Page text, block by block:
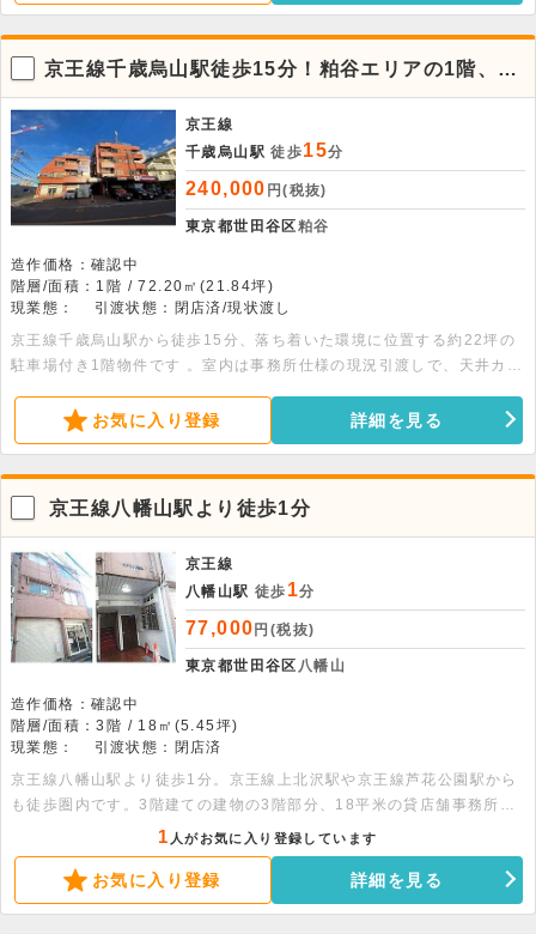
京王線千歳烏山駅徒歩15分！粕谷エリアの1階、約
22坪の店舗物件。飲食不可
京王線
千歳烏山駅 徒歩15分
240,000 円(税抜)
東京都世田谷区粕谷
造作価格：確認中
階層/面積：1階 / 72.20㎡(21.84坪)
現業態：
引渡状態：閉店済/現状渡し
京王線千歳烏山駅から徒歩15分、落ち着いた環境に位置する約22坪の
駐車場付き1階物件です 。室内は事務所仕様の現況引渡しで、天井カセ
につきましてはお問い合わせください。
お気に入り登録 詳細を見る
京王線八幡山駅より徒歩1分
京王線
八幡山駅 徒歩 1分
77,000 円(税抜)
東京都世田谷区 八幡山
造作価格：確認中
階層/面積：3階 / 18㎡(5.45坪)
現業態：
引渡状態：閉店済
京王線八幡山駅より徒歩1分。京王線上北沢駅や京王線芦花公園駅から
も徒歩圏内です。3階建ての建物の3階部分、18平米の貸店舗事務所で
す。専有部分にトイレがあります。詳細はお問合せ下さい。
1 人がお気に入り登録しています
お気に入り登録 詳細を見る